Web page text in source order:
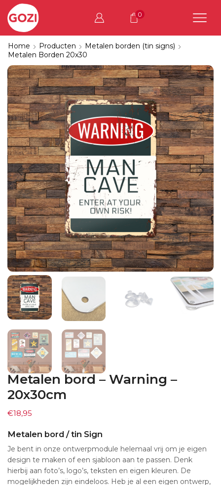
0
Home Producten
Metalen borden (tin signs)
Metalen Borden 20x30
Metalen bord – Warning –
20x30cm
€18,95
Metalen bord / tin Sign
Je bent in onze ontwerpmodule helemaal vrij om je eigen
design te maken of een sjabloon aan te passen. Denk
hierbij aan foto’s, logo’s, teksten en eigen kleuren. De
mogelijkheden zijn eindeloos. Heb je al een eigen ontwerp,